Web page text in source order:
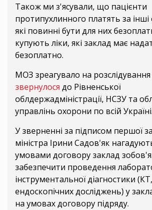
Також ми з'ясували, що пацієнти
протипухлинного платять за
які повинні бути для них
купують ліки, які заклад має
безоплатно.
МОЗ зреагувало на розслідування
звернулося до Рівненської
облдержадміністрації, НСЗУ та
управлінь охорони по всій Україні.
У зверненні за підписом першої
міністра Ірини Садов'як
умовами договору заклад
забезпечити проведення
інструментальної діагностики
ендоскопічних досліджень) у
на умовах договору підряду.